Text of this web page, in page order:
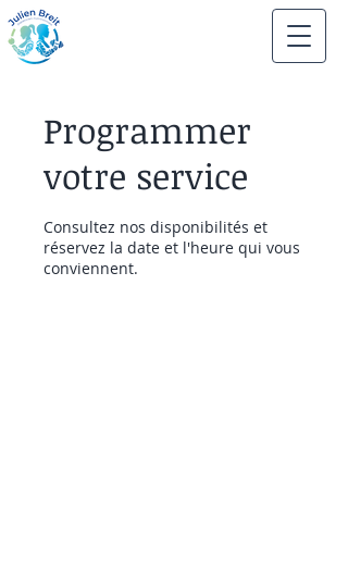
Programmer
votre service
Consultez nos disponibilités et
réservez la date et l'heure qui vous
conviennent.